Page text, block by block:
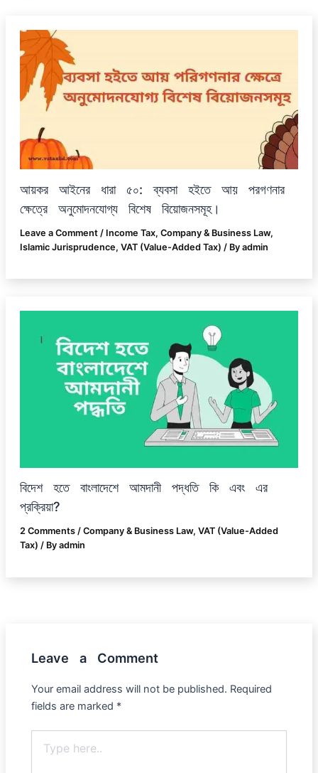
আয়কর আইনের ধারা ৫০: ব্যবসা হইতে আয় পরগণনার
ক্ষেত্রে অনুমোদনযোগ্য বিশেষ বিয়োজনসমূহ।
Leave a Comment / Income Tax, Company & Business Law,
Islamic Jurisprudence, VAT (Value-Added Tax) / By admin
বিদেশ হতে বাংলাদেশে আমদানী পদ্ধতি কি এবং এর
প্রক্রিয়া?
2 Comments / Company & Business Law, VAT (Value-Added
Tax) / By admin
Leave a Comment
Your email address will not be published. Required
fields are marked *
here..